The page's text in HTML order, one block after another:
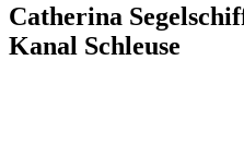
Catherina
Kanal Schleuse